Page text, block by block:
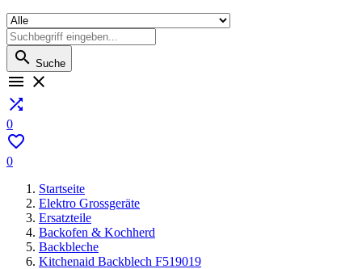
 Suche
 

0

0
Startseite
Elektro Grossgeräte
Ersatzteile
Backofen & Kochherd
Backbleche
Kitchenaid Backblech F519019